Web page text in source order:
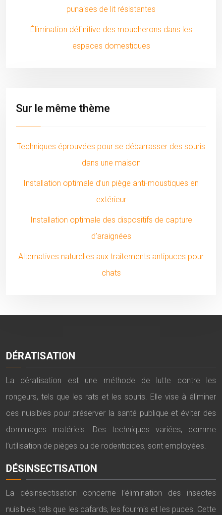
punaises de lit résistantes
Élimination définitive des moucherons dans les
espaces domestiques
Sur le même thème
Techniques éprouvées pour se débarrasser des souris
dans une maison
Installation optimale d’un piège anti-moustiques en
extérieur
Installation optimale des dispositifs de capture
d’araignées
Alternatives naturelles aux traitements antipuces pour
chats
DÉRATISATION
La dératisation est une méthode de lutte contre les
rongeurs, tels que les rats et les souris. Elle vise à éliminer
ces nuisibles pour préserver la santé publique et éviter des
dommages matériels. Des techniques variées, comme
l’utilisation de pièges ou de rodenticides, sont employées.
DÉSINSECTISATION
La désinsectisation concerne l’élimination des insectes
nuisibles, tels que les cafards, les fourmis et les puces. Cette